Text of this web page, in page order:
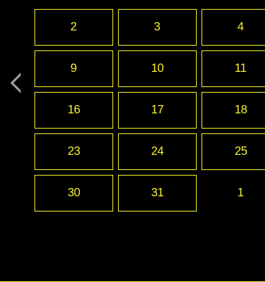
2 3 4
9 10 11
16 17 18
23 24 25
30 31 1